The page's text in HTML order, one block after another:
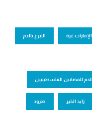
الإمارات غزة التبرع بالدم
للمصابين الفلسطينيين
زايد الخير طرود